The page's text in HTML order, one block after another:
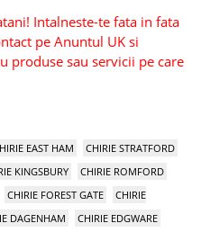
Intalneste-te fata in fata
pe Anuntul UK si
produse sau servicii pe care
EAST HAM
CHIRIE STRATFORD
KINGSBURY
CHIRIE ROMFORD
CHIRIE FOREST GATE
CHIRIE
DAGENHAM
CHIRIE EDGWARE